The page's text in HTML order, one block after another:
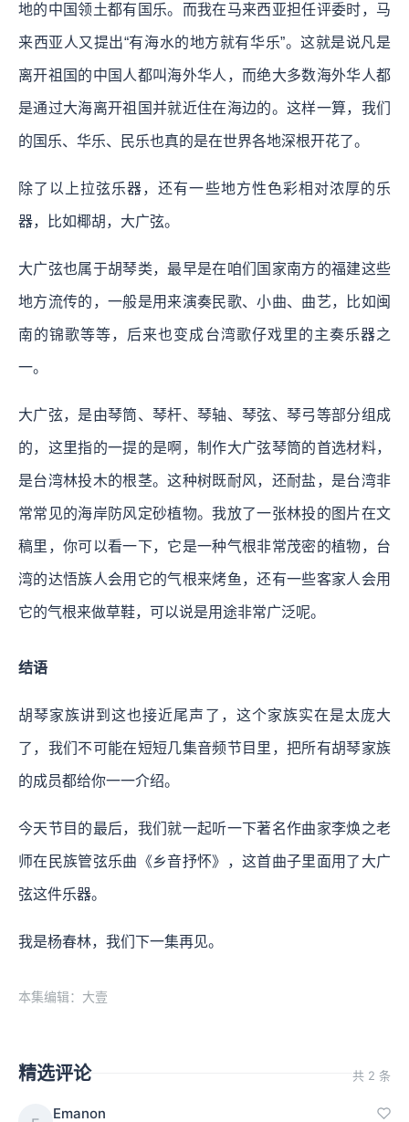
地的中国领土都有国乐。而我在马来西亚担任评委时，马
来西亚人又提出“有海水的地方就有华乐”。这就是说凡是
离开祖国的中国人都叫海外华人，而绝大多数海外华人都
是通过大海离开祖国并就近住在海边的。这样一算，我们
的国乐、华乐、民乐也真的是在世界各地深根开花了。
除了以上拉弦乐器，还有一些地方性色彩相对浓厚的乐
器，比如椰胡，大广弦。
大广弦也属于胡琴类，最早是在咱们国家南方的福建这些
地方流传的，一般是用来演奏民歌、小曲、曲艺，比如闽
南的锦歌等等，后来也变成台湾歌仔戏里的主奏乐器之
一。
大广弦，是由琴筒、琴杆、琴轴、琴弦、琴弓等部分组成
的，这里指的一提的是啊，制作大广弦琴筒的首选材料，
是台湾林投木的根茎。这种树既耐风，还耐盐，是台湾非
常常见的海岸防风定砂植物。我放了一张林投的图片在文
稿里，你可以看一下，它是一种气根非常茂密的植物，台
湾的达悟族人会用它的气根来烤鱼，还有一些客家人会用
它的气根来做草鞋，可以说是用途非常广泛呢。
结语
胡琴家族讲到这也接近尾声了，这个家族实在是太庞大
了，我们不可能在短短几集音频节目里，把所有胡琴家族
的成员都给你一一介绍。
今天节目的最后，我们就一起听一下著名作曲家李焕之老
师在民族管弦乐曲《乡音抒怀》，这首曲子里面用了大广
弦这件乐器。
我是杨春林，我们下一集再见。
本集编辑：大壹
精选评论 共 2 条
Emanon